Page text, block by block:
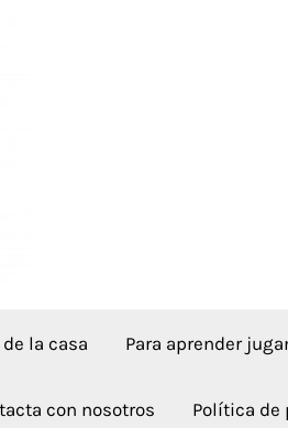
la casa Para aprender
con nosotros Política de